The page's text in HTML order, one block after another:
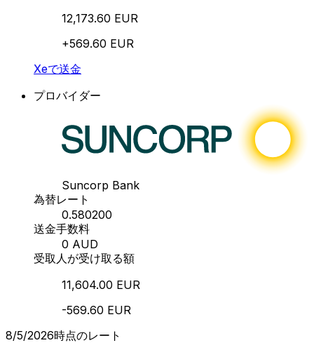
12,173.60 EUR
+569.60 EUR
Xeで送金
プロバイダー
Suncorp Bank
為替レート
0.580200
送金手数料
0 AUD
受取人が受け取る額
11,604.00 EUR
-569.60 EUR
8/5/2026時点のレート